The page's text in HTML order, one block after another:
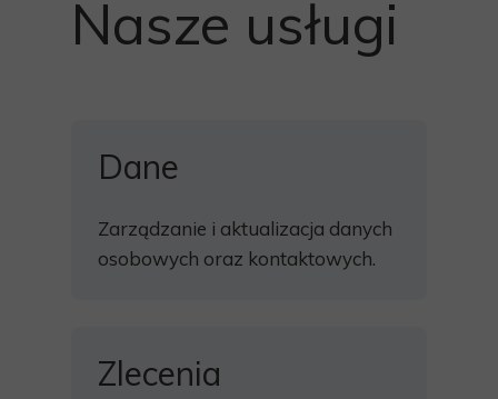
Nasze usługi
Zlecenia
Dane
Zarządzanie i aktualizacja danych
osobowych oraz kontaktowych.